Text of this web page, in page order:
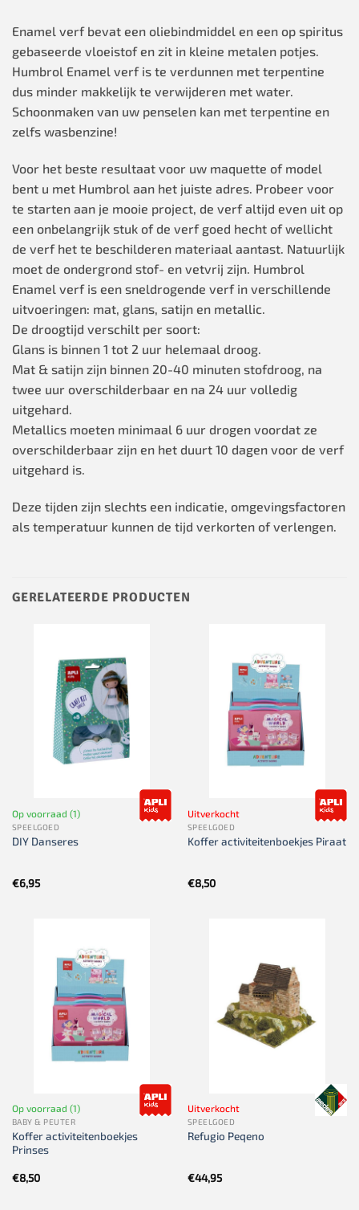
Enamel verf bevat een oliebindmiddel en een op spiritus
gebaseerde vloeistof en zit in kleine metalen potjes.
Humbrol Enamel verf is te verdunnen met terpentine
dus minder makkelijk te verwijderen met water.
Schoonmaken van uw penselen kan met terpentine en
zelfs wasbenzine!
Voor het beste resultaat voor uw maquette of model
bent u met Humbrol aan het juiste adres. Probeer voor
te starten aan je mooie project, de verf altijd even uit op
een onbelangrijk stuk of de verf goed hecht of wellicht
de verf het te beschilderen materiaal aantast. Natuurlijk
moet de ondergrond stof- en vetvrij zijn. Humbrol
Enamel verf is een sneldrogende verf in verschillende
uitvoeringen: mat, glans, satijn en metallic.
De droogtijd verschilt per soort:
Glans is binnen 1 tot 2 uur helemaal droog.
Mat & satijn zijn binnen 20-40 minuten stofdroog, na
twee uur overschilderbaar en na 24 uur volledig
uitgehard.
Metallics moeten minimaal 6 uur drogen voordat ze
overschilderbaar zijn en het duurt 10 dagen voor de verf
uitgehard is.
Deze tijden zijn slechts een indicatie, omgevingsfactoren
als temperatuur kunnen de tijd verkorten of verlengen.
GERELATEERDE PRODUCTEN
Op voorraad (1)
SPEELGOED
DIY Danseres
€6,95
Uitverkocht
SPEELGOED
Koffer activiteitenboekjes Piraat
€8,50
Op voorraad (1)
BABY & PEUTER
Koffer activiteitenboekjes
Prinses
€8,50
Uitverkocht
SPEELGOED
Refugio Peqeno
€44,95